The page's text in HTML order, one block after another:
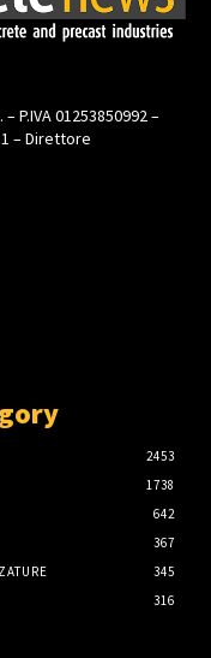
P.IVA 01253850992 –
– Direttore
2453
1738
642
367
345
316